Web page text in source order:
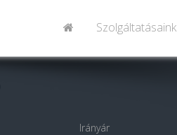
Szolgáltatásaink
Irányár